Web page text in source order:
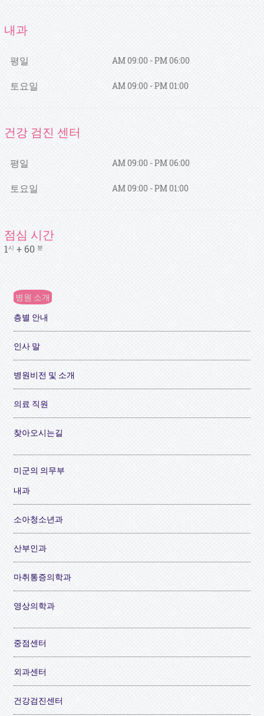
내과
평일 AM 09:00 - PM 06:00
토요일 AM 09:00 - PM 01:00
건강 검진 센터
평일 AM 09:00 - PM 06:00
토요일 AM 09:00 - PM 01:00
점심 시간
1시 + 60 분
병원 소개
층별 안내
인사 말
병원비전 및 소개
의료 직원
찾아오시는길
미군의 의무부
내과
소아청소년과
산부인과
마취통증의학과
영상의학과
중점센터
외과센터
건강검진센터